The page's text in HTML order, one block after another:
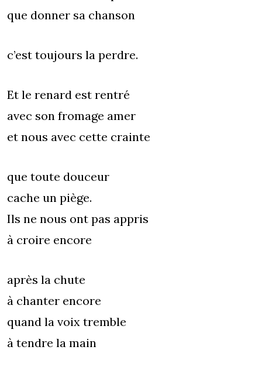
que donner sa chanson
c’est toujours la perdre.
Et le renard est rentré
avec son fromage amer
et nous avec cette crainte
que toute douceur
cache un piège.
Ils ne nous ont pas appris
à croire encore
après la chute
à chanter encore
quand la voix tremble
à tendre la main